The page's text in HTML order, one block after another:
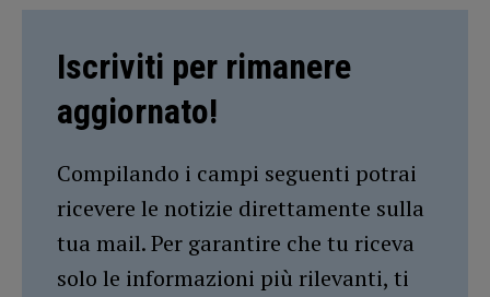
Iscriviti per rimanere
aggiornato!
Compilando i campi seguenti potrai
ricevere le notizie direttamente sulla
tua mail. Per garantire che tu riceva
solo le informazioni più rilevanti, ti